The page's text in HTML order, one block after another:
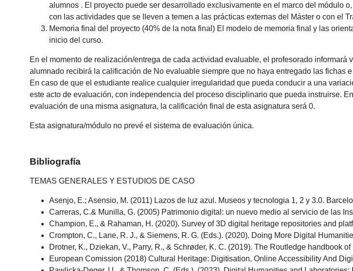
alumnos . El proyecto puede ser desarrollado exclusivamente en el marco del módulo
con las actividades que se lleven a temen a las prácticas externas del Máster o con el
Memoria final del proyecto (40% de la nota final) El modelo de memoria final y las
inicio del curso.
En el momento de realización/entrega de cada actividad evaluable, el profesorado
alumnado recibirá la calificación de No evaluable siempre que no haya entregado las fichas
En caso de que el estudiante realice cualquier irregularidad que pueda conducir a una
este acto de evaluación, con independencia del proceso disciplinario que pueda instruirse.
evaluación de una misma asignatura, la calificación final de esta asignatura será 0.
Esta asignatura/módulo no prevé el sistema de evaluación única.
Bibliografía
TEMAS GENERALES Y ESTUDIOS DE CASO
Asenjo, E.; Asensio, M. (2011) Lazos de luz azul. Museos y tecnologia 1, 2 y 3.0.
Carreras, C.& Munilla, G. (2005) Patrimonio digital: un nuevo medio al servicio de las
Champion, E., & Rahaman, H. (2020). Survey of 3D digital heritage repositories and
Crompton, C., Lane, R. J., & Siemens, R. G. (Eds.). (2020). Doing More Digital
Drotner, K., Dziekan, V., Parry, R., & Schrøder, K. C. (2019). The Routledge handbook
European Comission (2018) Cultural Heritage: Digitisation, Online Accessibility And